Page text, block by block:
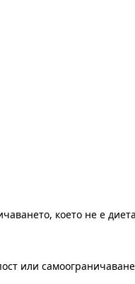
което не е
или